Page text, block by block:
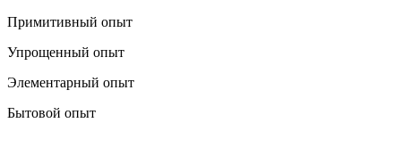
Примитивный опыт
Упрощенный опыт
Элементарный опыт
Бытовой опыт